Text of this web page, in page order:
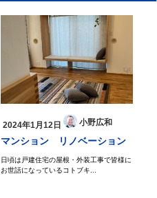
2024年1月12日 小野広和
マンション リノベーション
日頃は戸建住宅の屋根・外装工事で皆様に
お世話になっているコトブキ...